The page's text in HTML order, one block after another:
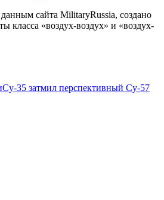
сайта MilitaryRussia, создано
«воздух-воздух» и «воздух-
Су-35 затмил перспективный Су-57